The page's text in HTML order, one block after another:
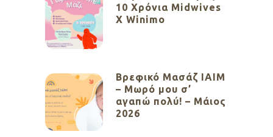
10 Χρόνια Midwives
X Winimo
Βρεφικό Μασάζ ΙΑΙΜ
– Μωρό μου σ’
αγαπώ πολύ! – Μάιος
2026